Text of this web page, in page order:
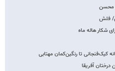
محسن
فلش
شکار هاله ماه
کیک‌فنجانی تا رنگین‌کمان مهتابی
درختان آفریقا